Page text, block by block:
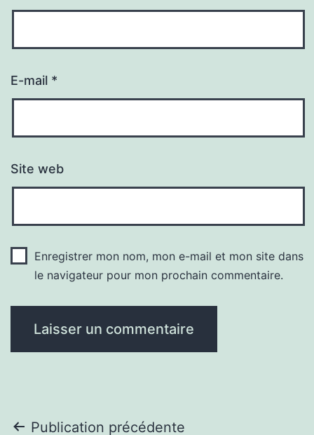
E-mail *
Site web
Enregistrer mon nom, mon e-mail et mon site dans
le navigateur pour mon prochain commentaire.
Publication précédente